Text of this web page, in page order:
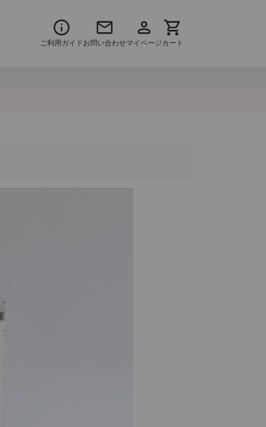
ご利用ガイドお問い合わせマイページカート